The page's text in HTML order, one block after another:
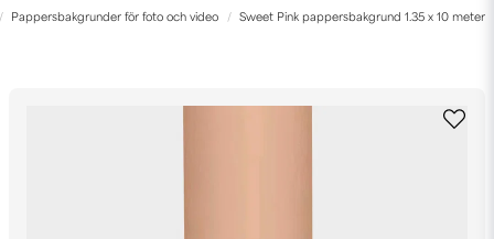
Pappersbakgrunder för foto och video Sweet Pink pappersbakgrund 1.35 x 10 meter